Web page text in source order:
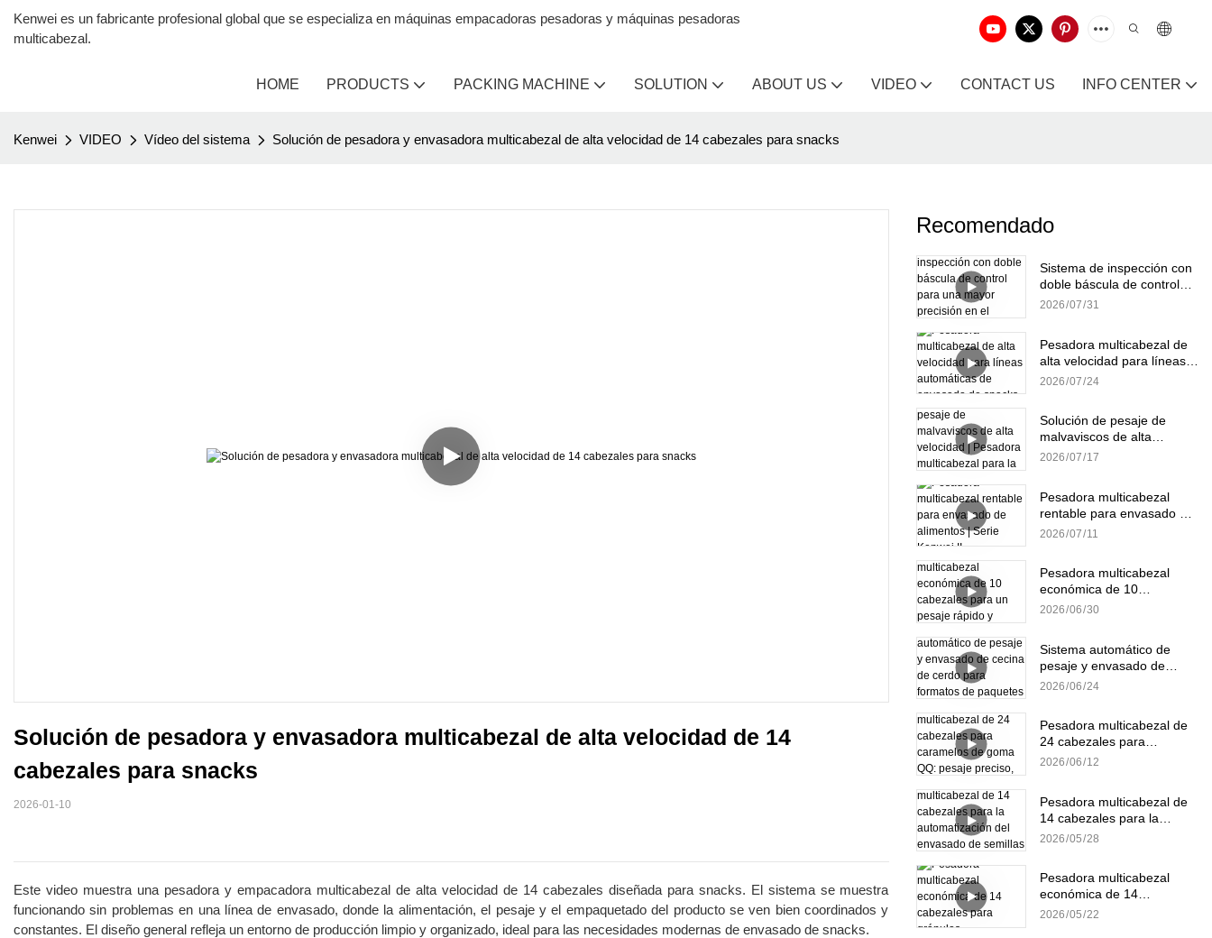
Kenwei es un fabricante profesional global que se especializa en máquinas empacadoras pesadoras y máquinas pesadoras
multicabezal.
HOME PRODUCTS PACKING MACHINE SOLUTION ABOUT US VIDEO CONTACT US INFO CENTER
Kenwei VIDEO Vídeo del sistema Solución de pesadora y envasadora multicabezal de alta velocidad de 14 cabezales para snacks
Solución de pesadora y envasadora multicabezal de alta velocidad de 14
cabezales para snacks
2026-01-10
Este video muestra una pesadora y empacadora multicabezal de alta velocidad de 14 cabezales diseñada para snacks. El sistema se muestra
funcionando sin problemas en una línea de envasado, donde la alimentación, el pesaje y el empaquetado del producto se ven bien coordinados y
constantes. El diseño general refleja un entorno de producción limpio y organizado, ideal para las necesidades modernas de envasado de snacks.
Recomendado
Sistema de inspección con
doble báscula de control
para una mayor precisión
2026 07 31
Pesadora multicabezal de
alta velocidad para líneas
automáticas de envasado
2026 07 24
Solución de pesaje de
malvaviscos de alta
velocidad | Pesadora
2026 07 17
Pesadora multicabezal
rentable para envasado de
alimentos | Serie Kenwei II
2026 07 11
Pesadora multicabezal
económica de 10
cabezales para un pesaje
2026 06 30
Sistema automático de
pesaje y envasado de
cecina de cerdo para
2026 06 24
Pesadora multicabezal de
24 cabezales para
caramelos de goma QQ:
2026 06 12
Pesadora multicabezal de
14 cabezales para la
automatización del
2026 05 28
Pesadora multicabezal
económica de 14
cabezales para gránulos
2026 05 22